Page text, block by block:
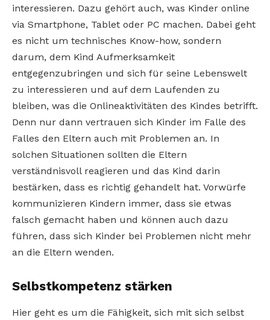
interessieren. Dazu gehört auch, was Kinder online
via Smartphone, Tablet oder PC machen. Dabei geht
es nicht um technisches Know-how, sondern
darum, dem Kind Aufmerksamkeit
entgegenzubringen und sich für seine Lebenswelt
zu interessieren und auf dem Laufenden zu
bleiben, was die Onlineaktivitäten des Kindes betrifft.
Denn nur dann vertrauen sich Kinder im Falle des
Falles den Eltern auch mit Problemen an. In
solchen Situationen sollten die Eltern
verständnisvoll reagieren und das Kind darin
bestärken, dass es richtig gehandelt hat. Vorwürfe
kommunizieren Kindern immer, dass sie etwas
falsch gemacht haben und können auch dazu
führen, dass sich Kinder bei Problemen nicht mehr
an die Eltern wenden.
Selbstkompetenz stärken
Hier geht es um die Fähigkeit, sich mit sich selbst